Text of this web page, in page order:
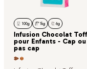
100g 1kg 6g
Infusion Chocolat
pour Enfants - Cap ou
pas cap